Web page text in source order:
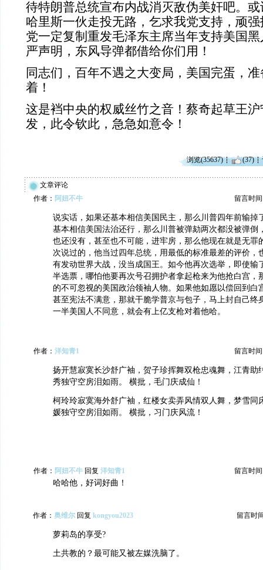
待特朗普总统宣布内战消灭敌伪美奸吧。
哈里斯一伙走投无路，乞求我党支持，顽
党一定复制重发毛泽东主席当年支持美国
严声明，东风导弹都借给你们用！
同志们，百年不遇之大变局，美国完蛋，
着！
这是裆中央的权威丝竹之音！蔡奇起草王
发，此令钦此，急急如意令！
浏览(35637) (37)
文章评论
作者： 阿妞不牛 留言时间
说实话，如果还基本相信美国民主，那么川普四年前输掉
基本相信美国法治还行，那么川普被弹劾两次都没被弹倒
也还没有，甚至也不可能，进牢房，那么他现在就是无罪
次说过的，他当过四年总统，用最低的标准最差的评价，
有发动世界大战，没当成国王。如今他再次选举，即使输
半选票，哪怕他要再次号召拥护者拿起枪来为他抢白宫，
的不可忽视的美国政治领袖人物。如果他如愿以偿回到白
甚至宪法不满意，那就干脆学普京与包子，马上封自己终
一半美国人不同意，就会有上亿支枪对着他哈。
作者： 洋知青1 留言时间
扬开慧寂寞长沙舒广袖，贺子珍挥舞双枪忠魂舞，江青助
秀独守空房泪如雨。 横批，毛门庆成仙！
柯玲玲寂寞海外舒广袖，红楼女卖弄风情双人舞，梦雪同
媛独守空房泪如雨。 横批，习门庆风流！
作者： 阿妞不牛 回复 洋知青1 留言时间
哈哈他，好词好曲！
作者： 奥维尔 回复 kongyou2023 留言时
萝莉岛的享受?
土共教的？最可能又被左媒洗脑了。